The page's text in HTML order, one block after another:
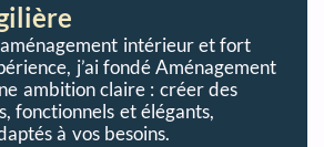
intérieur et fort
j’ai fondé Aménagement
ambition claire : créer des
fonctionnels et élégants,
à vos besoins.